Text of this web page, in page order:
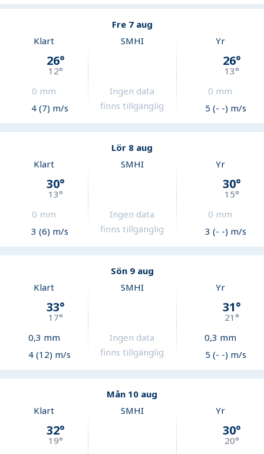
Fre 7 aug
Klart
26°
12°
0 mm
4 (7) m/s
SMHI
Ingen data
finns tillgänglig
Yr
26°
13°
0 mm
5 (- -) m/s
Lör 8 aug
Klart
30°
13°
0 mm
3 (6) m/s
SMHI
Ingen data
finns tillgänglig
Yr
30°
15°
0 mm
3 (- -) m/s
Sön 9 aug
Klart
33°
17°
0,3 mm
4 (12) m/s
SMHI
Ingen data
finns tillgänglig
Yr
31°
21°
0,3 mm
5 (- -) m/s
Mån 10 aug
Klart
32°
19°
SMHI Yr
30°
20°